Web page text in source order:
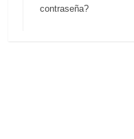
contraseña?